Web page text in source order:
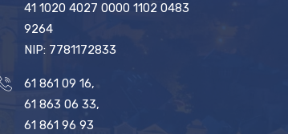
41 1020 4027 0000 1102 0483
9264
NIP: 7781172833
61 861 09 16,
61 863 06 33,
61 861 96 93